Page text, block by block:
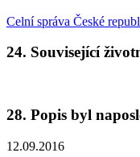
Celní správa České
24. Související
28. Popis byl
12.09.2016